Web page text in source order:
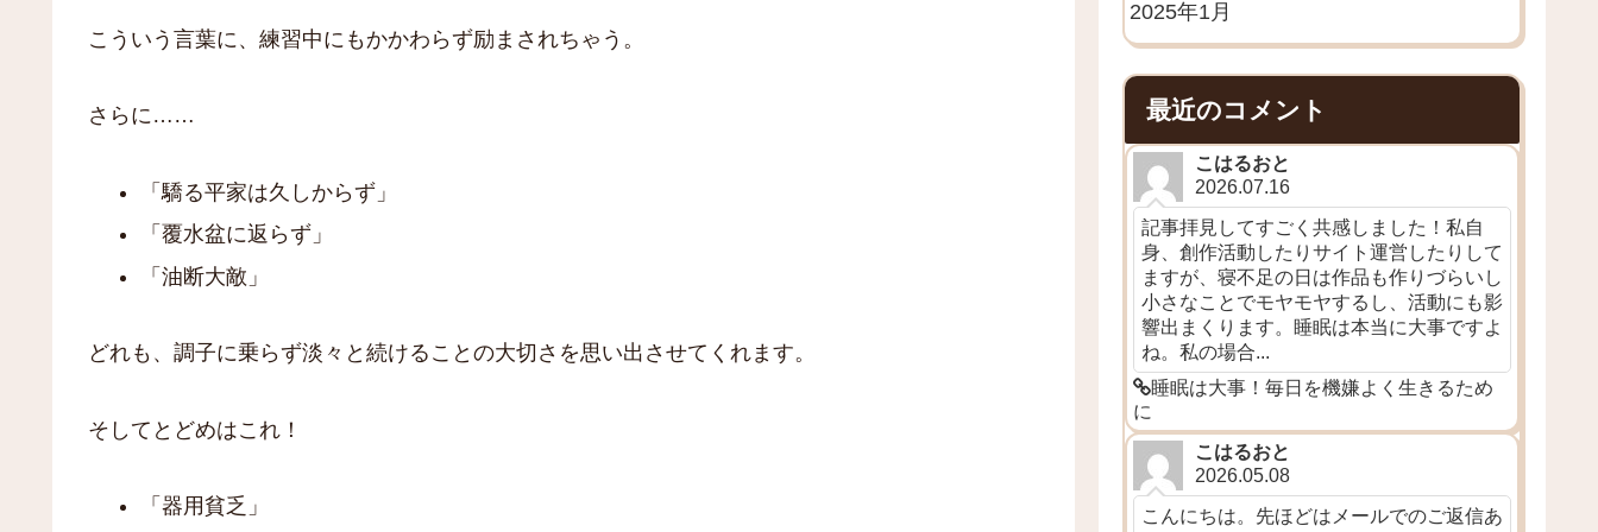
こういう言葉に、練習中にもかかわらず励まされちゃう。
さらに……
「驕る平家は久しからず」
「覆水盆に返らず」
「油断大敵」
どれも、調子に乗らず淡々と続けることの大切さを思い出させてくれます。
そしてとどめはこれ！
「器用貧乏」
2025年1月
最近のコメント
こはるおと
2026.07.16
記事拝見してすごく共感しました！私自
身、創作活動したりサイト運営したりして
ますが、寝不足の日は作品も作りづらいし
小さなことでモヤモヤするし、活動にも影
響出まくります。睡眠は本当に大事ですよ
ね。私の場合...
睡眠は大事！毎日を機嫌よく生きるため
に
こはるおと
2026.05.08
こんにちは。先ほどはメールでのご返信あ